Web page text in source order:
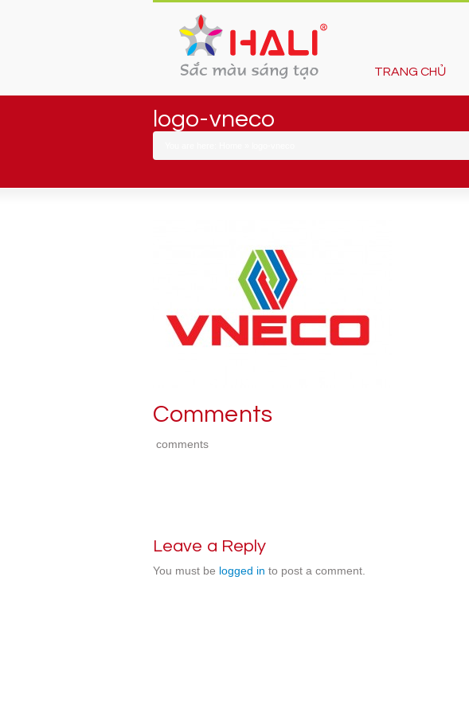
TRANG CHỦ
logo-vneco
Comments
comments
Leave a Reply
You must be logged in to post a comment.